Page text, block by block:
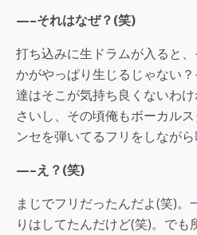
—–それはなぜ？(笑)
打ち込みに生ドラムが入ると
かがやっぱり生じるじゃない
達はそこが気持ち良くないわ
さいし、その頃俺もボーカル
ンセを弾いてるフリをしながら
—–え？(笑)
まじでフリだったんだよ(笑)。
りはしてたんだけど(笑)。でも